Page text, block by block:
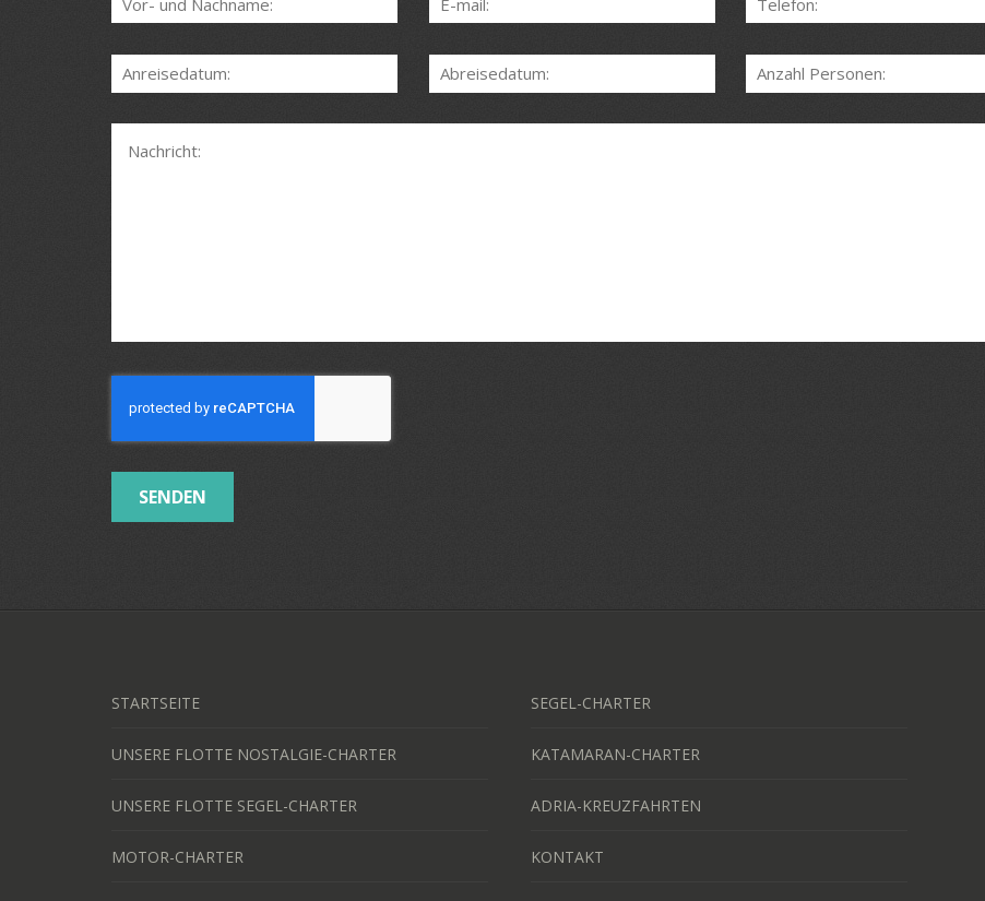
SENDEN
STARTSEITE
UNSERE FLOTTE NOSTALGIE-CHARTER
UNSERE FLOTTE SEGEL-CHARTER
MOTOR-CHARTER
SEGEL-CHARTER
KATAMARAN-CHARTER
ADRIA-KREUZFAHRTEN
KONTAKT